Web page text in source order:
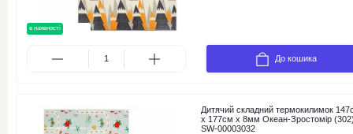
в наявності
До кошика
Дитячий складний термокилимок
х 177см х 8мм Океан-Зростомір
SW-00003032